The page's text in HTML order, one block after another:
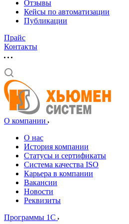
Отзывы
Кейсы по автоматизации
Публикации
Прайс
Контакты
О компании
О нас
История компании
Статусы и сертификаты
Система качества ISO
Карьера в компании
Вакансии
Новости
Реквизиты
Программы 1С